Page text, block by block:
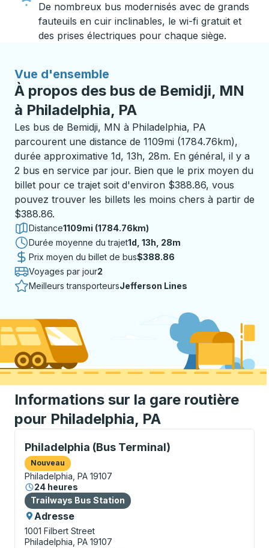
De nombreux bus modernisés avec de grands
fauteuils en cuir inclinables, le wi-fi gratuit et
des prises électriques pour chaque siège.
Vue d'ensemble
À propos des bus de Bemidji, MN
à Philadelphia, PA
Les bus de Bemidji, MN à Philadelphia, PA
parcourent une distance de 1109mi (1784.76km),
durée approximative 1d, 13h, 28m. En général, il y a
2 bus en service par jour. Bien que le prix moyen du
billet pour ce trajet soit d'environ $388.86, vous
pouvez trouver les billets les moins chers à partir de
$388.86.
Distance1109mi (1784.76km)
Durée moyenne du trajet1 jour 13 heures 28 minutes
1d, 13h, 28m
Prix moyen du billet de bus$388.86
Voyages par jour2
Meilleurs transporteursJefferson Lines
Informations sur la gare routière
pour Philadelphia, PA
Philadelphia (Bus Terminal)
Nouveau
Bus Station, utilisez les touches fléchées ou la
Philadelphia, PA 19107
24 heures
Bus Station
Trailways Bus Station
Adresse
1001 Filbert Street
Philadelphia, PA 19107